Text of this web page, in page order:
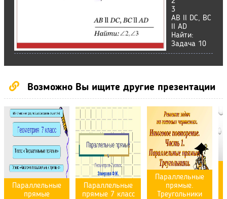
3
AB ll DC, BC
ll AD
Найти:
Задача 10
Возможно Вы ищите другие презентации
Параллельные
прямые
Параллельные
прямые 7 класс
Параллельные
прямые.
Треугольники